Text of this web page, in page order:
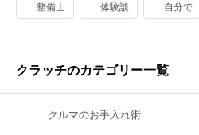
整備士 体験談 自分で
クラッチのカテゴリー一覧
クルマのお手入れ術